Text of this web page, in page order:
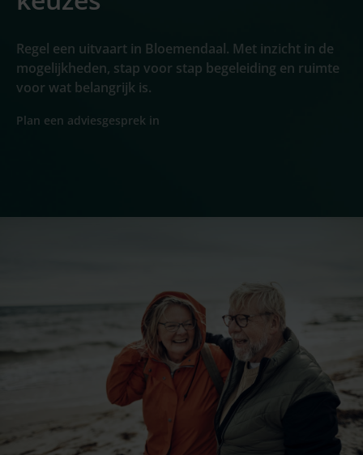
Regel een uitvaart in Bloemendaal. Met inzicht in de
mogelijkheden, stap voor stap begeleiding en ruimte
voor wat belangrijk is.
Plan een adviesgesprek in